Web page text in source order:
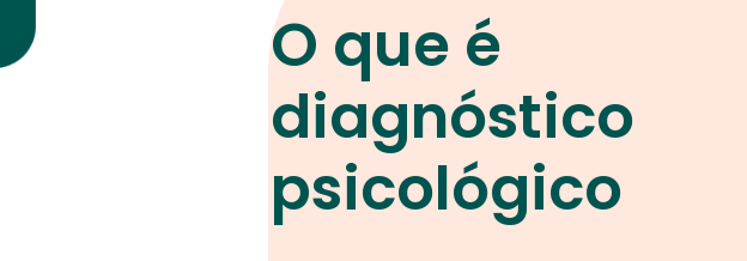
O que é
diagnóstico
psicológico